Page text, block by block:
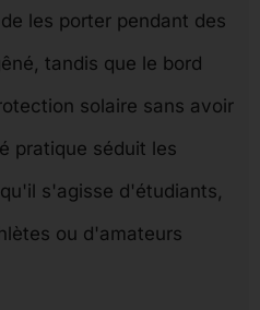
les porter pendant des
tandis que le bord
solaire sans avoir
pratique séduit les
s'agisse d'étudiants,
ou d'amateurs